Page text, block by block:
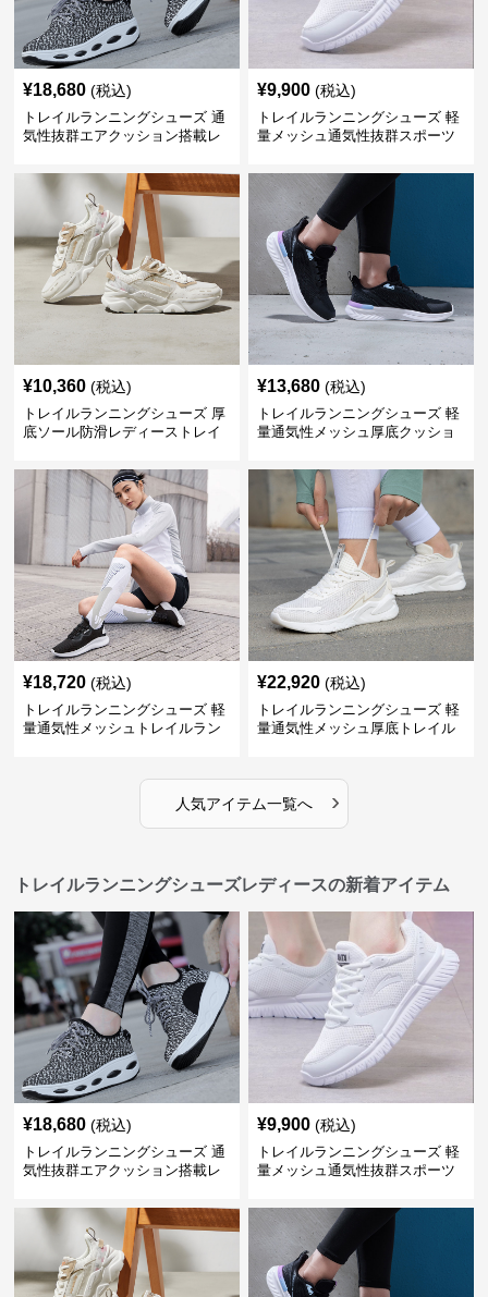
¥18,680 (税込)
トレイルランニングシューズ 通
気性抜群エアクッション搭載レ
¥9,900 (税込)
トレイルランニングシューズ 軽
量メッシュ通気性抜群スポーツ
¥10,360 (税込)
トレイルランニングシューズ 厚
底ソール防滑レディーストレイ
¥13,680 (税込)
トレイルランニングシューズ 軽
量通気性メッシュ厚底クッショ
¥18,720 (税込)
トレイルランニングシューズ 軽
量通気性メッシュトレイルラン
¥22,920 (税込)
トレイルランニングシューズ 軽
量通気性メッシュ厚底トレイル
人気アイテム一覧へ ›
トレイルランニングシューズレディースの新着アイテム
¥18,680 (税込)
トレイルランニングシューズ 通
気性抜群エアクッション搭載レ
¥9,900 (税込)
トレイルランニングシューズ 軽
量メッシュ通気性抜群スポーツ